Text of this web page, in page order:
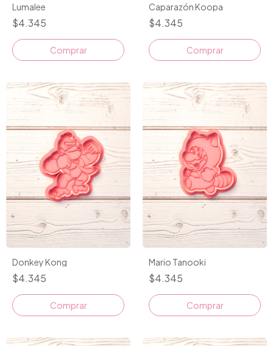
Lumalee
$4.345
Comprar
Caparazón Koopa
$4.345
Comprar
Donkey Kong
$4.345
Comprar
Mario Tanooki
$4.345
Comprar